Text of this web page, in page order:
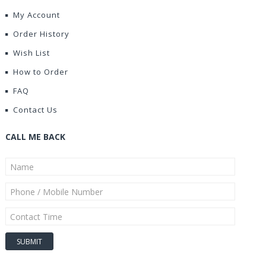
My Account
Order History
Wish List
How to Order
FAQ
Contact Us
CALL ME BACK